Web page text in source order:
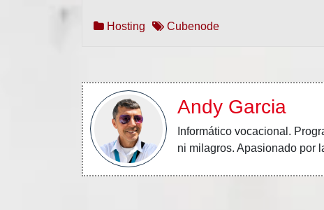
Hosting Cubenode
Andy Garcia
Informático vocacional.
ni milagros. Apasionado por